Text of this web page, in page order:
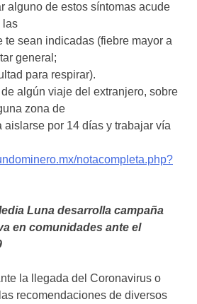
alguno de estos síntomas acude
las
te sean indicadas (fiebre mayor a
general;
para respirar).
algún viaje del extranjero, sobre
zona de
aislarse por 14 días y trabajar vía
notacompleta.php?
Luna desarrolla campaña
en comunidades ante el
la llegada del Coronavirus o
recomendaciones de diversos